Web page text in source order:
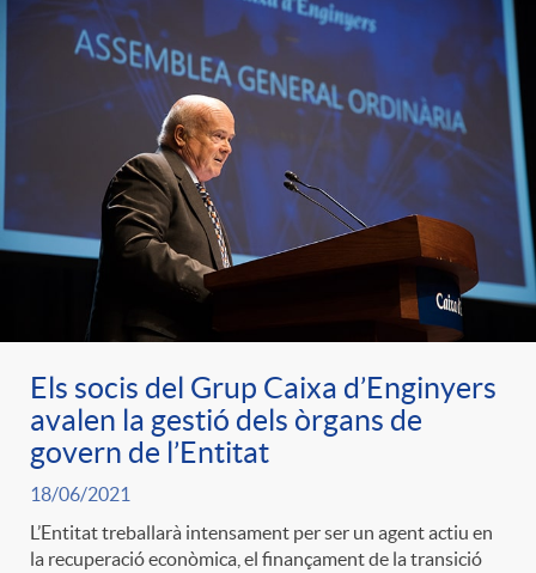
Els socis del Grup Caixa d’Enginyers
avalen la gestió dels òrgans de
govern de l’Entitat
18/06/2021
L’Entitat treballarà intensament per ser un agent actiu en
la recuperació econòmica, el finançament de la transició